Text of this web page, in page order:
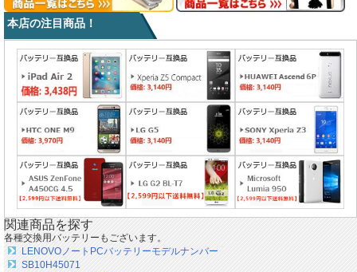
本店の注目商品！
関連商品を探す
各種交換用バッテリーもございます。
LENOVOノートPCバッテリーモデルナンバー
SB10H45071